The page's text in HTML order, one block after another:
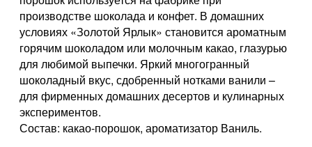
производстве шоколада и конфет. В домашних
условиях «Золотой Ярлык» становится ароматным
горячим шоколадом или молочным какао, глазурью
для любимой выпечки. Яркий многогранный
шоколадный вкус, сдобренный нотками ванили –
для фирменных домашних десертов и кулинарных
экспериментов.
Состав: какао-порошок, ароматизатор Ваниль.